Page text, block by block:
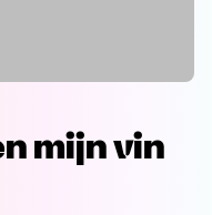
Download
mijn vin